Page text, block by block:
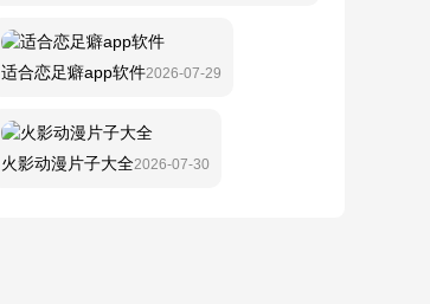
适合恋足癖app软件2026-07-29
火影动漫片子大全2026-07-30